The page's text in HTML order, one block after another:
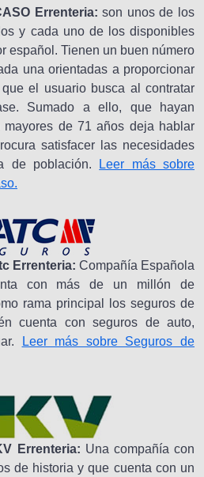
Errenteria: son unos de los
y cada uno de los disponibles
español. Tienen un buen número
una orientadas a proporcionar
el usuario busca al contratar
Sumado a ello, que hayan
de 71 años deja hablar
satisfacer las necesidades
de población.
Leer más sobre
Errenteria: Compañía Española
con más de un millón de
rama principal los seguros de
cuenta con seguros de auto,
Leer más sobre Seguros de
Errenteria: Una compañía con
de historia y que cuenta con un